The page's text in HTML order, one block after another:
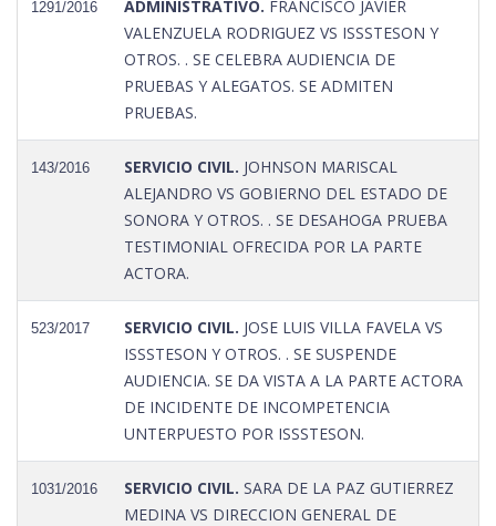
1291/2016 ADMINISTRATIVO. FRANCISCO JAVIER
VALENZUELA RODRIGUEZ VS ISSSTESON Y
OTROS. . SE CELEBRA AUDIENCIA DE
PRUEBAS Y ALEGATOS. SE ADMITEN
PRUEBAS.
143/2016 SERVICIO CIVIL. JOHNSON MARISCAL
ALEJANDRO VS GOBIERNO DEL ESTADO DE
SONORA Y OTROS. . SE DESAHOGA PRUEBA
TESTIMONIAL OFRECIDA POR LA PARTE
ACTORA.
523/2017 SERVICIO CIVIL. JOSE LUIS VILLA FAVELA VS
ISSSTESON Y OTROS. . SE SUSPENDE
AUDIENCIA. SE DA VISTA A LA PARTE ACTORA
DE INCIDENTE DE INCOMPETENCIA
UNTERPUESTO POR ISSSTESON.
1031/2016 SERVICIO CIVIL. SARA DE LA PAZ GUTIERREZ
MEDINA VS DIRECCION GENERAL DE